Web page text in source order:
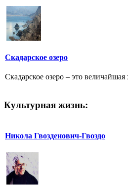
Скадарское озеро
Скадарское озеро – это
Культурная жизнь:
Никола Гвозденович-Гвоздо